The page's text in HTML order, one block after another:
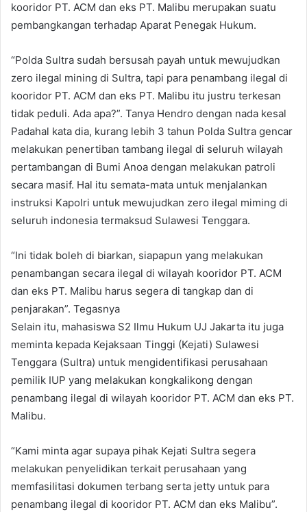
kooridor PT. ACM dan eks PT. Malibu merupakan suatu
pembangkangan terhadap Aparat Penegak Hukum.
“Polda Sultra sudah bersusah payah untuk mewujudkan
zero ilegal mining di Sultra, tapi para penambang ilegal di
kooridor PT. ACM dan eks PT. Malibu itu justru terkesan
tidak peduli. Ada apa?”. Tanya Hendro dengan nada kesal
Padahal kata dia, kurang lebih 3 tahun Polda Sultra gencar
melakukan penertiban tambang ilegal di seluruh wilayah
pertambangan di Bumi Anoa dengan melakukan patroli
secara masif. Hal itu semata-mata untuk menjalankan
instruksi Kapolri untuk mewujudkan zero ilegal miming di
seluruh indonesia termaksud Sulawesi Tenggara.
“Ini tidak boleh di biarkan, siapapun yang melakukan
penambangan secara ilegal di wilayah kooridor PT. ACM
dan eks PT. Malibu harus segera di tangkap dan di
penjarakan”. Tegasnya
Selain itu, mahasiswa S2 Ilmu Hukum UJ Jakarta itu juga
meminta kepada Kejaksaan Tinggi (Kejati) Sulawesi
Tenggara (Sultra) untuk mengidentifikasi perusahaan
pemilik IUP yang melakukan kongkalikong dengan
penambang ilegal di wilayah kooridor PT. ACM dan eks PT.
Malibu.
“Kami minta agar supaya pihak Kejati Sultra segera
melakukan penyelidikan terkait perusahaan yang
memfasilitasi dokumen terbang serta jetty untuk para
penambang ilegal di kooridor PT. ACM dan eks Malibu”.